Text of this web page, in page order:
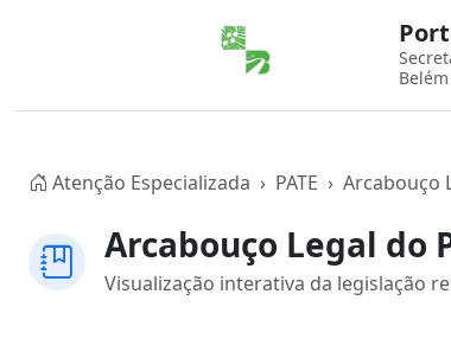
Belém
Atenção Especializada PATE Arcabouço
Arcabouço Legal do
Visualização interativa da legislação